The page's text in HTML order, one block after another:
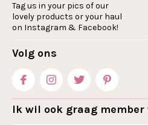
Tag us in your pics of our
lovely products or your haul
on Instagram & Facebook!
Volg ons
Ik wil ook graag member